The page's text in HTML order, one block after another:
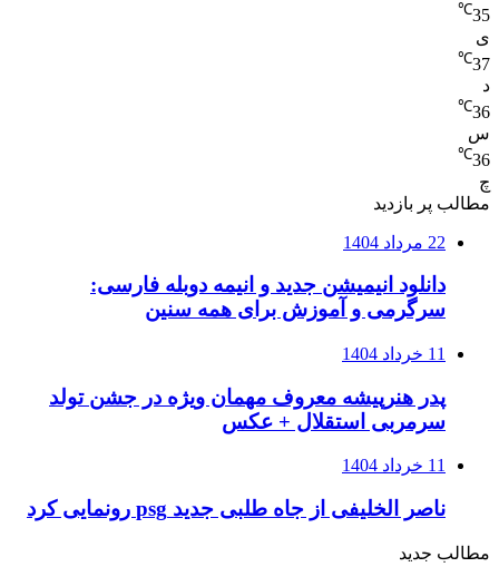
35
℃
ی
37
℃
د
36
℃
س
36
℃
چ
مطالب پر بازدید
22 مرداد 1404
دانلود انیمیشن جدید و انیمه دوبله فارسی:
سرگرمی و آموزش برای همه سنین
11 خرداد 1404
پدر هنرپیشه معروف مهمان ویژه در جشن تولد
سرمربی استقلال + عکس
11 خرداد 1404
ناصر الخلیفی از جاه طلبی جدید psg رونمایی کرد
مطالب جدید